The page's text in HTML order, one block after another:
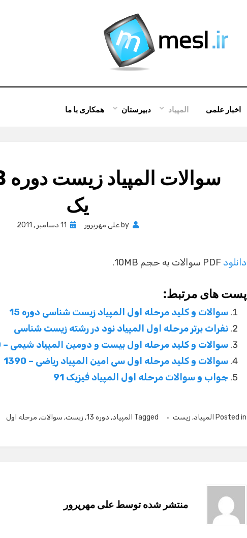
اخبار علمی المپیاد دبیرستان همکاری با ما
یک
by علی مهرپرور
Posted
11 دسامبر , 2011
دانلود
پست های مرتبط:
سوالات و کلید مرحله اول المپیاد زیست شناسی دوره 15
نفرات برتر مرحله اول المپیاد نود در رشته زیست شناسی
سوالات و کلید مرحله اول بیست و دومین المپیاد شیمی – 1390
سوالات و کلید مرحله اول سی امین المپیاد ریاضی – 1390
جواب و سوالات مرحله اول المپیاد فیزیک 91
Posted in المپیاد, زیست Tagged المپیاد, دوره 13 , زیست, سوالات, مرحله اول
منتشر شده توسطعلی مهرپرور